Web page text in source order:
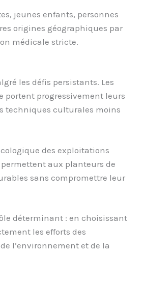
jeunes enfants, personnes
origines géographiques par
médicale stricte.
les défis persistants. Les
portent progressivement leurs
techniques culturales moins
des exploitations
aux planteurs de
sans compromettre leur
déterminant : en choisissant
les efforts des
l’environnement et de la